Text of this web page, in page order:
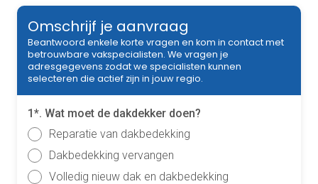
Omschrijf je aanvraag
Beantwoord enkele korte vragen en kom in contact met
betrouwbare vakspecialisten. We vragen je
adresgegevens zodat we specialisten kunnen
selecteren die actief zijn in jouw regio.
1*. Wat moet de dakdekker doen?
Reparatie van dakbedekking
Dakbedekking vervangen
Volledig nieuw dak en dakbedekking